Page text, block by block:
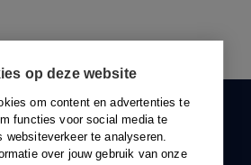
op deze website
om content en advertenties te
functies voor social media te
websiteverkeer te analyseren.
over jouw gebruik van onze